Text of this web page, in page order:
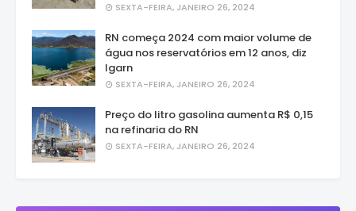
SEXTA-FEIRA, JANEIRO 26, 2024
RN começa 2024 com maior volume de
água nos reservatórios em 12 anos, diz
Igarn
SEXTA-FEIRA, JANEIRO 26, 2024
Preço do litro gasolina aumenta R$ 0,15
na refinaria do RN
SEXTA-FEIRA, JANEIRO 26, 2024